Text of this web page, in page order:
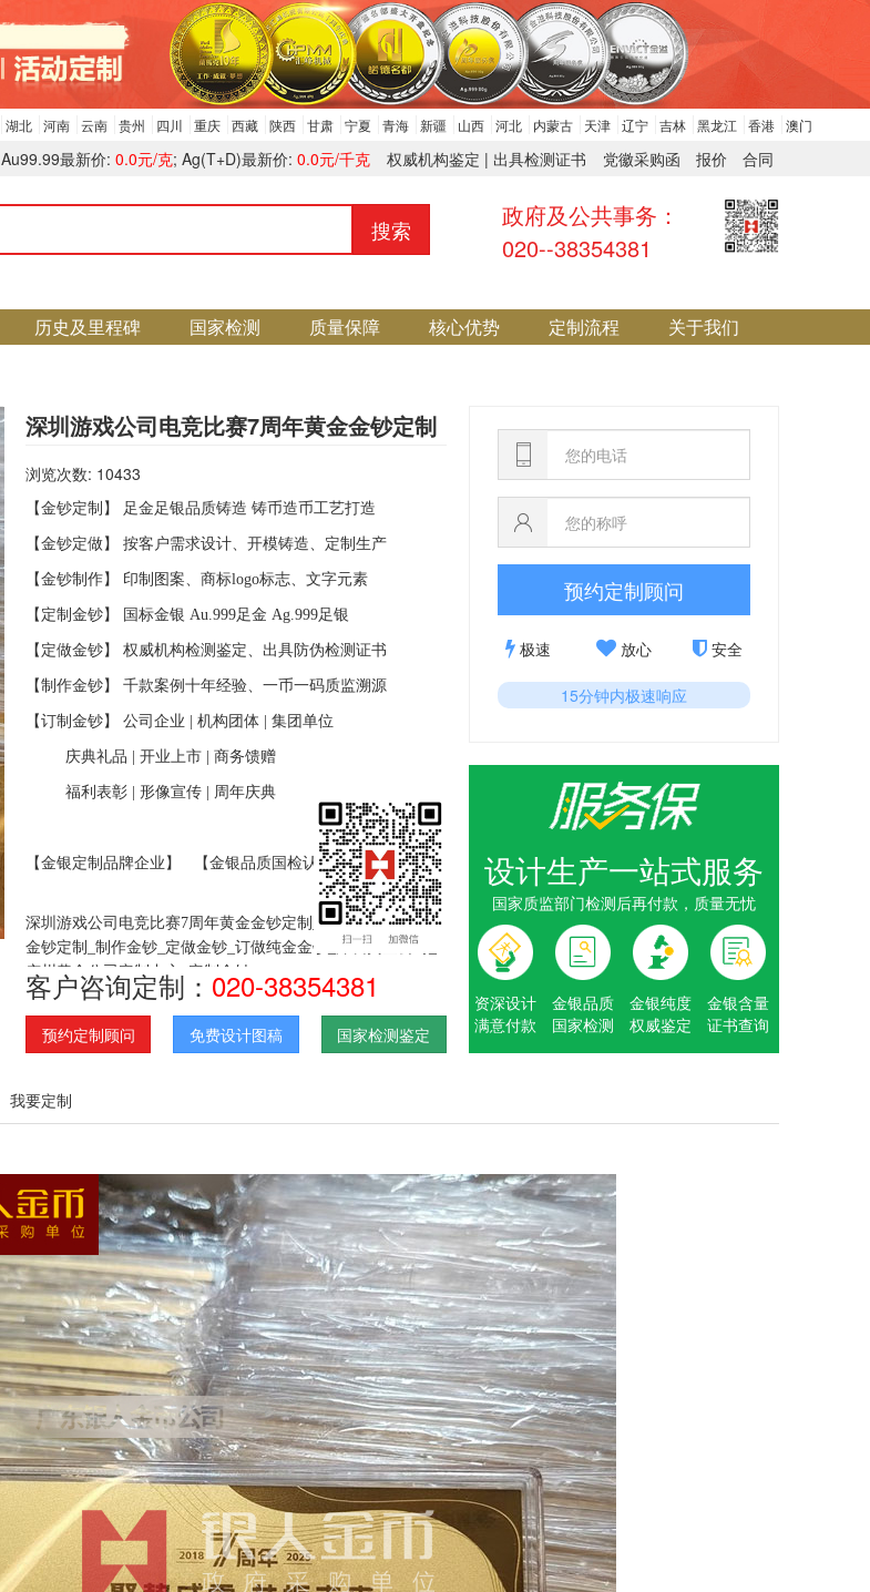
湖北 河南 云南 贵州 四川 重庆 西藏 陕西 甘肃 宁夏 青海 新疆 山西 河北 内蒙古 天津 辽宁 吉林 黑龙江 香港 澳门
党徽采购函 报价 合同
权威机构鉴定 | 出具检测证书
Au99.99最新价: 0.0元/克; Ag(T+D)最新价: 0.0元/千克
搜索
政府及公共事务：
020--38354381
历史及里程碑 国家检测 质量保障 核心优势 定制流程 关于我们
深圳游戏公司电竞比赛7周年黄金金钞定制
浏览次数: 10433
【金钞定制】 足金足银品质铸造 铸币造币工艺打造
【金钞定做】 按客户需求设计、开模铸造、定制生产
【金钞制作】 印制图案、商标logo标志、文字元素
【定制金钞】 国标金银 Au.999足金 Ag.999足银
【定做金钞】 权威机构检测鉴定、出具防伪检测证书
【制作金钞】 千款案例十年经验、一币一码质监溯源
【订制金钞】 公司企业 | 机构团体 | 集团单位
庆典礼品 | 开业上市 | 商务馈赠
福利表彰 | 形像宣传 | 周年庆典
【金银定制品牌企业】 【金银品质国检认证】
深圳游戏公司电竞比赛7周年黄金金钞定制_资深游戏玩家纪念
金钞定制_制作金钞_定做金钞_订做纯金金钞_深圳黄金公司_
广州黄金公司定制中心_定制金钞
客户咨询定制： 020-38354381
预约定制顾问 免费设计图稿 国家检测鉴定
预约定制顾问
极速 放心 安全
15分钟内极速响应
设计生产一站式服务
国家质监部门检测后再付款，质量无忧
资深设计
满意付款
金银品质
国家检测
金银纯度
权威鉴定
金银含量
证书查询
我要定制